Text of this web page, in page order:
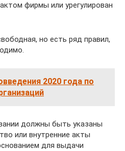
фирмы или урегулирован
но есть ряд правил,
2020 года по
должны быть указаны
или внутренние акты
для выдачи